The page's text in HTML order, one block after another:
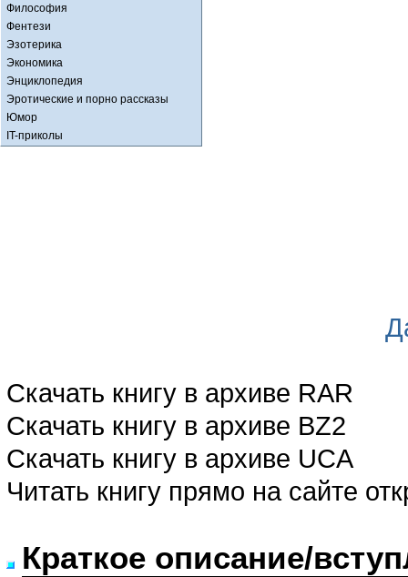
Философия
Фентези
Эзотерика
Экономика
Энциклопедия
Эротические и порно рассказы
Юмор
IT-приколы
Скачать книгу в архиве RAR
Скачать книгу в архиве BZ2
Скачать книгу в архиве UCA
Читать книгу прямо на сайте
Краткое описание/